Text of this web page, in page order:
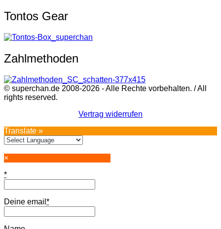
Tontos Gear
Zahlmethoden
© superchan.de 2008-2026 - Alle Rechte vorbehalten. / All
rights reserved.
Vertrag widerrufen
Translate »
×
*
Deine email *